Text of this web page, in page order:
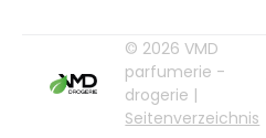
© 2026 VMD
parfumerie -
drogerie |
Seitenverzeichnis